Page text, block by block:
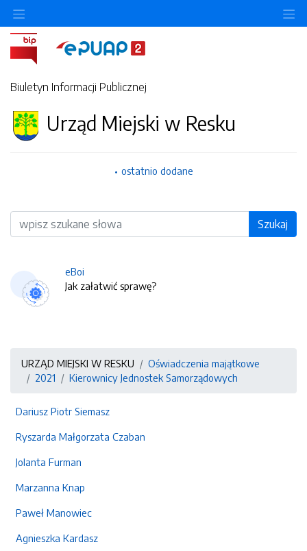
Biuletyn Informacji Publicznej
Urząd Miejski w Resku
ostatnio dodane
Wyszukiwarka Szukaj
eBoi
Jak załatwić sprawę?
URZĄD MIEJSKI W RESKU
Oświadczenia majątkowe
2021
Kierownicy Jednostek Samorządowych
Dariusz Piotr Siemasz
Ryszarda Małgorzata Czaban
Jolanta Furman
Marzanna Knap
Paweł Manowiec
Agnieszka Kardasz